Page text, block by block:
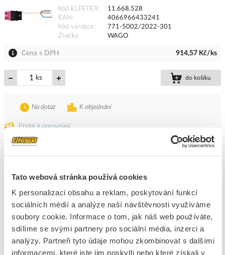
Tato webová stránka používá cookies
K personalizaci obsahu a reklam, poskytování funkcí
sociálních médií a analýze naší návštěvnosti využíváme
soubory cookie. Informace o tom, jak náš web používáte,
sdílíme se svými partnery pro sociální média, inzerci a
analýzy. Partneři tyto údaje mohou zkombinovat s dalšími
informacemi, které jste jim poskytli nebo které získali v
Kód ELFETEX
11.668.528
EAN
4066966433241
Kód výrobce
771-5002/2022-301
Značka
WAGO
Cena s DPH 914,57 Kč/ks
ks do košíku
Přidat k porovnání
K objednání
Na dotaz
771-5002/2022-201
EAN
4066966433234
Značka
WAGO
Cena s DPH 784,56 Kč/ks
do košíku